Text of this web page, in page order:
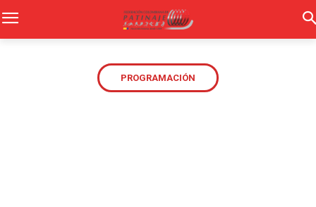
PROGRAMACIÓN